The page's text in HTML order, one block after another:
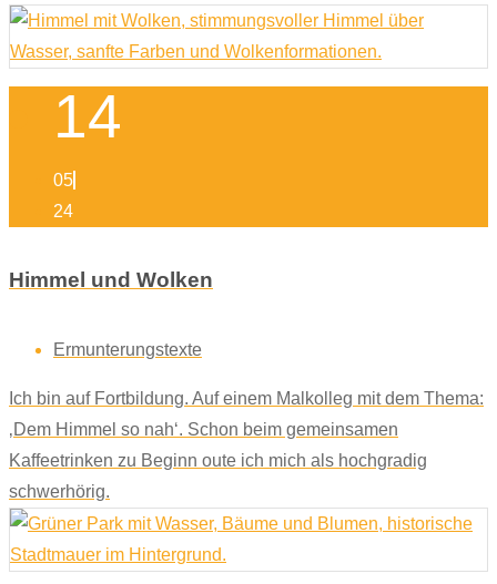
14
05
24
Himmel und Wolken
Ermunterungstexte
Ich bin auf Fortbildung. Auf einem Malkolleg mit dem Thema:
‚Dem Himmel so nah‘. Schon beim gemeinsamen
Kaffeetrinken zu Beginn oute ich mich als hochgradig
schwerhörig.